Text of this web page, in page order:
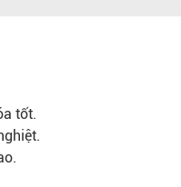
tốt.